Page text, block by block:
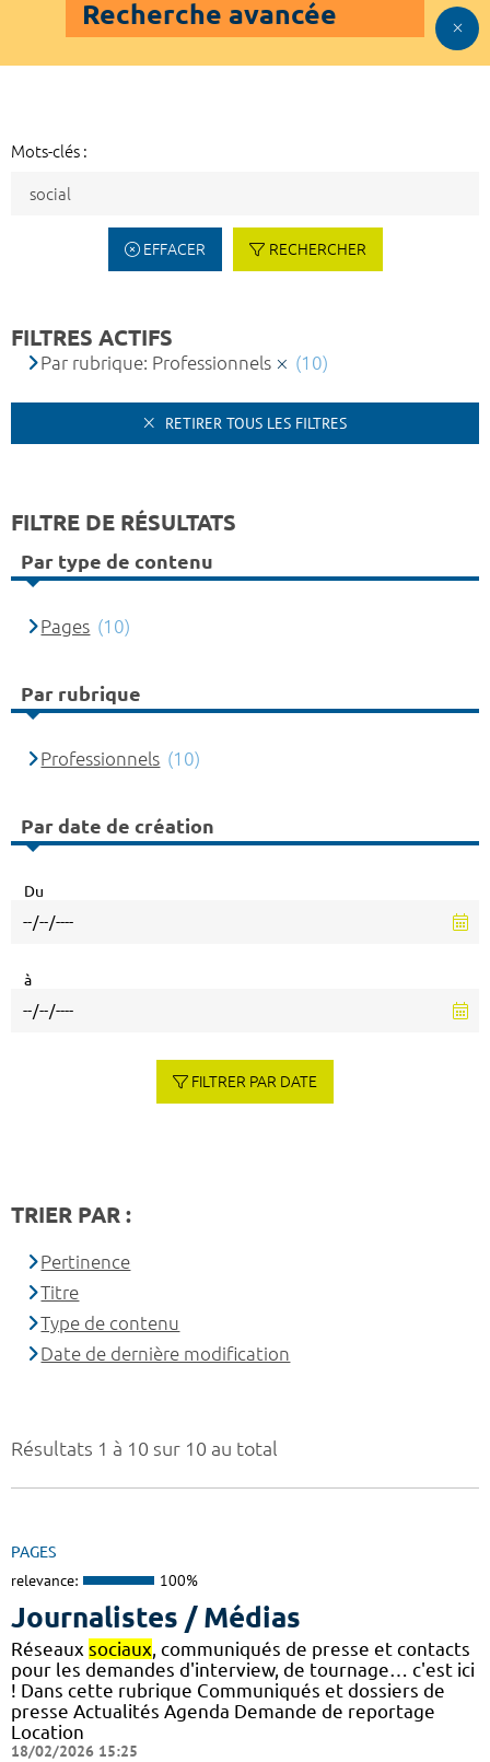
Recherche avancée
Mots-clés :
EFFACER RECHERCHER
Résultats 1 à 10 sur 10 au total
PAGES
relevance: 100%
Journalistes / Médias
Réseaux sociaux , communiqués de presse et contacts
pour les demandes d'interview, de tournage… c'est ici
! Dans cette rubrique Communiqués et dossiers de
presse Actualités Agenda Demande de reportage
Location
18/02/2026 15:25
FILTRES ACTIFS
Par rubrique: Professionnels (10)
RETIRER TOUS LES FILTRES
FILTRE DE RÉSULTATS
Par type de contenu
Pages (10)
Par rubrique
Professionnels (10)
Par date de création
Du
à
FILTRER PAR DATE
TRIER PAR :
Pertinence
Titre
Type de contenu
Date de dernière modification